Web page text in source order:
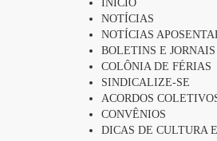
INÍCIO
NOTÍCIAS
NOTÍCIAS
BOLETINS E JORNAIS
COLÔNIA DE FÉRIAS
SINDICALIZE-SE
ACORDOS
CONVÊNIOS
DICAS DE CULTURA